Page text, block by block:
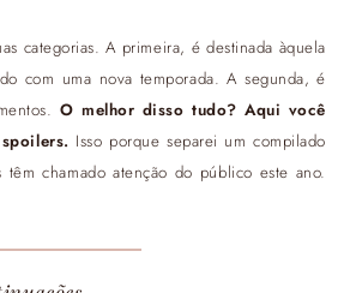
categorias. A primeira, é destinada àquela
com uma nova temporada. A segunda, é
O melhor disso tudo? Aqui você
Isso porque separei um compilado
têm chamado atenção do público este ano.